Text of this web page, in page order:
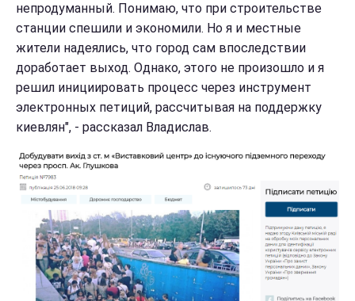
непродуманный. Понимаю, что при строительстве
станции спешили и экономили. Но я и местные
жители надеялись, что город сам впоследствии
доработает выход. Однако, этого не произошло и я
решил инициировать процесс через инструмент
электронных петиций, рассчитывая на поддержку
киевлян", - рассказал Владислав.